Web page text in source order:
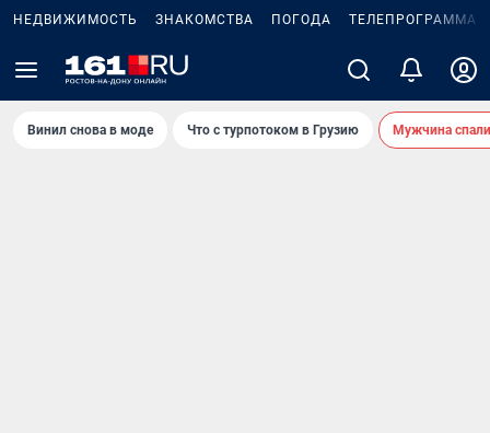
НЕДВИЖИМОСТЬ ЗНАКОМСТВА ПОГОДА ТЕЛЕПРОГРАММА
Винил снова в моде Что с турпотоком в Грузию Мужчина